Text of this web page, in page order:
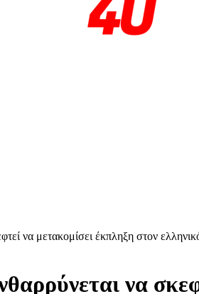
να μετακομίσει έκπληξη στον
να